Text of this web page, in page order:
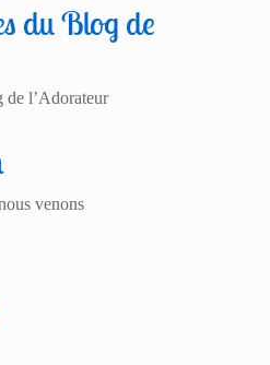
du Blog de
de l’Adorateur
venons